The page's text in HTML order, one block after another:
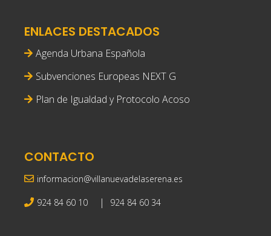
ENLACES DESTACADOS
Agenda Urbana Española
Subvenciones Europeas NEXT G
Plan de Igualdad y Protocolo Acoso
CONTACTO
informacion@villanuevadelaserena.es
924 84 60 10 | 924 84 60 34